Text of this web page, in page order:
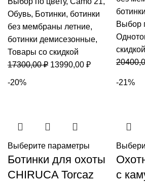
Обувь, Ботинки, ботинки
без мембраны летние,
ботинки демисезонные,
Товары со скидкой
17300,00₽ Первоначальная
13990,00 ₽Текущая
Выбор
скидкой
-20%
Выберите параметры
Ботинки для охоты
CHIRUCA Torcaz
-21%
с